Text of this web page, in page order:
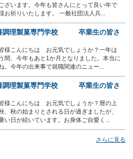
ざいます。今年も皆さんにとって良い年で
お祈りいたします。 一般社団法人兵...
調理製菓専門学校 卒業生の皆さ
様こんにちは お元気でしょうか？一年は
間、今年もあと1か月となりました。本当に
。今年の出来事で就職関連のニュー...
調理製菓専門学校 卒業生の皆さ
様こんにちは お元気でしょうか？暦の上
、秋の始まりとされる日が過ぎましたが、
い日が続いています。お身体ご自愛く...
さらに見る